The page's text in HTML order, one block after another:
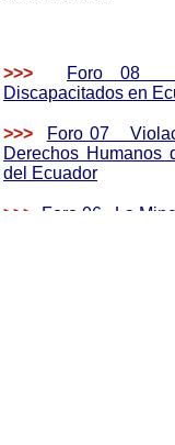
>>>
Foro 08
Discapacitados en
>>>
Foro 07
Derechos Humanos
del Ecuador
>>> Foro 06 La